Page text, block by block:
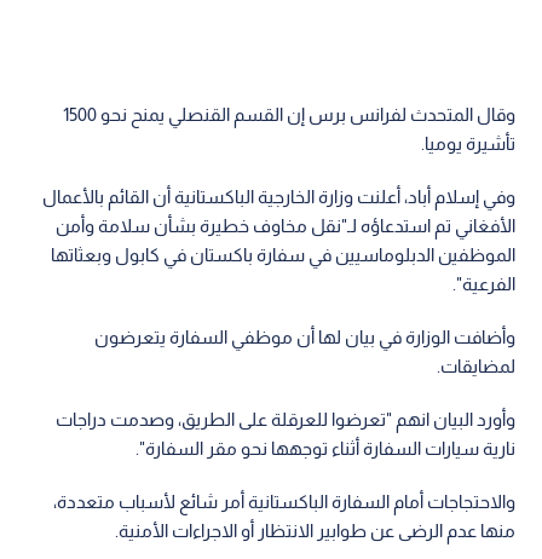
وقال المتحدث لفرانس برس إن القسم القنصلي يمنح نحو 1500
تأشيرة يوميا.
وفي إسلام أباد، أعلنت وزارة الخارجية الباكستانية أن القائم بالأعمال
الأفغاني تم استدعاؤه لـ"نقل مخاوف خطيرة بشأن سلامة وأمن
الموظفين الدبلوماسيين في سفارة باكستان في كابول وبعثاتها
الفرعية".
وأضافت الوزارة في بيان لها أن موظفي السفارة يتعرضون
لمضايقات.
وأورد البيان انهم "تعرضوا للعرقلة على الطريق، وصدمت دراجات
نارية سيارات السفارة أثناء توجهها نحو مقر السفارة".
والاحتجاجات أمام السفارة الباكستانية أمر شائع لأسباب متعددة،
منها عدم الرضى عن طوابير الانتظار أو الاجراءات الأمنية.